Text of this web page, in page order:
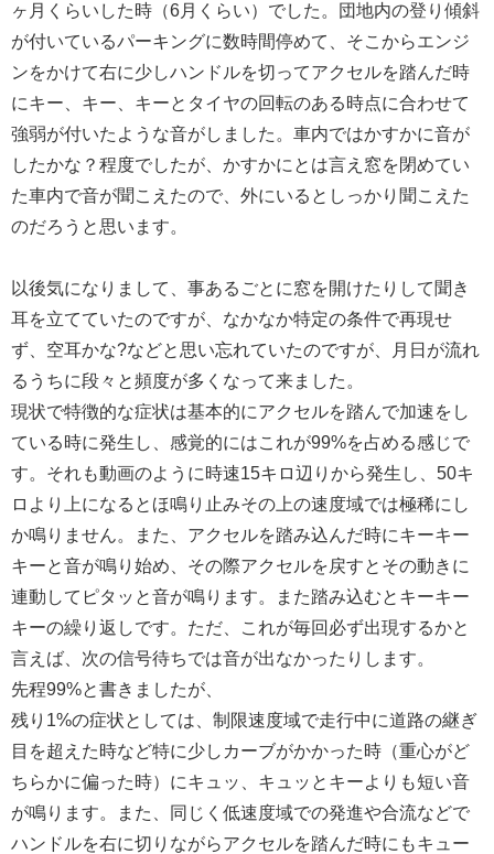
ヶ月くらいした時（6月くらい）でした。団地内の登り傾斜
が付いているパーキングに数時間停めて、そこからエンジ
ンをかけて右に少しハンドルを切ってアクセルを踏んだ時
にキー、キー、キーとタイヤの回転のある時点に合わせて
強弱が付いたような音がしました。車内ではかすかに音が
したかな？程度でしたが、かすかにとは言え窓を閉めてい
た車内で音が聞こえたので、外にいるとしっかり聞こえた
のだろうと思います。
以後気になりまして、事あるごとに窓を開けたりして聞き
耳を立てていたのですが、なかなか特定の条件で再現せ
ず、空耳かな?などと思い忘れていたのですが、月日が流れ
るうちに段々と頻度が多くなって来ました。
現状で特徴的な症状は基本的にアクセルを踏んで加速をし
ている時に発生し、感覚的にはこれが99%を占める感じで
す。それも動画のように時速15キロ辺りから発生し、50キ
ロより上になるとほ鳴り止みその上の速度域では極稀にし
か鳴りません。また、アクセルを踏み込んだ時にキーキー
キーと音が鳴り始め、その際アクセルを戻すとその動きに
連動してピタッと音が鳴ります。また踏み込むとキーキー
キーの繰り返しです。ただ、これが毎回必ず出現するかと
言えば、次の信号待ちでは音が出なかったりします。
先程99%と書きましたが、
残り1%の症状としては、制限速度域で走行中に道路の継ぎ
目を超えた時など特に少しカーブがかかった時（重心がど
ちらかに偏った時）にキュッ、キュッとキーよりも短い音
が鳴ります。また、同じく低速度域での発進や合流などで
ハンドルを右に切りながらアクセルを踏んだ時にもキュー